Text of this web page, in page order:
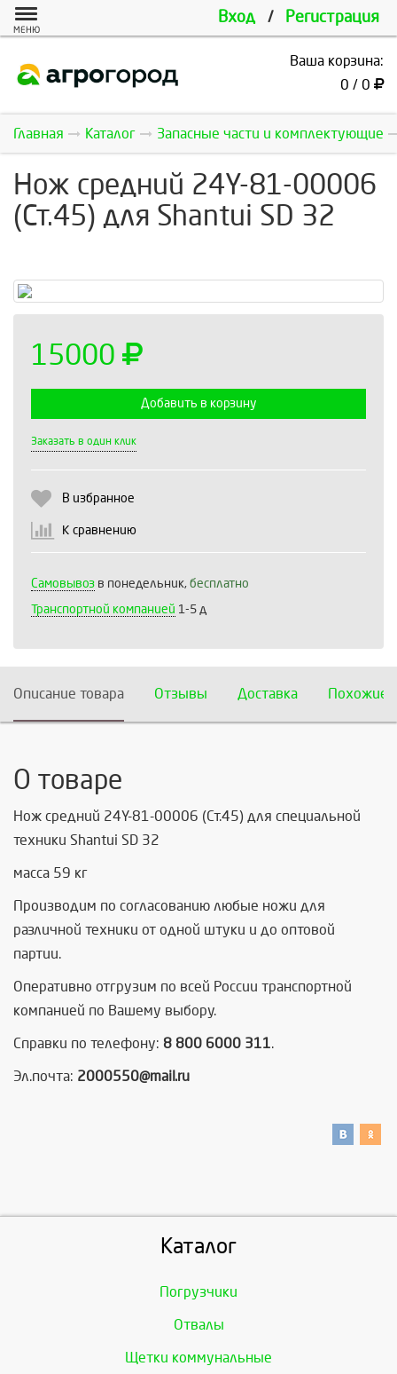
Вход / Регистрация
МЕНЮ
Ваша корзина:
0 / 0
Главная Каталог Запасные части и комплектующие
Нож средний 24Y-81-00006
(Ст.45) для Shantui SD 32
15000
Добавить в корзину
Заказать в один клик
В избранное
К сравнению
Самовывоз в понедельник, бесплатно
Транспортной компанией 1-5 д
Описание товара Отзывы Доставка Похожие
О товаре
Нож средний 24Y-81-00006 (Ст.45) для специальной
техники Shantui SD 32
масса 59 кг
Производим по согласованию любые ножи для
различной техники от одной штуки и до оптовой
партии.
Оперативно отгрузим по всей России транспортной
компанией по Вашему выбору.
Справки по телефону: 8 800 6000 311.
Эл.почта: 2000550@mail.ru
Каталог
Погрузчики
Отвалы
Щетки коммунальные